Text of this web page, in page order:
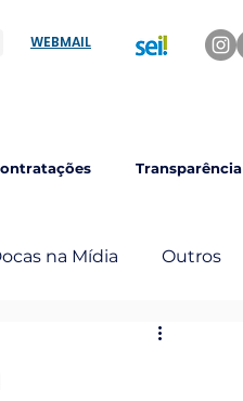
WEBMAIL
Transparência
na Mídia Outros